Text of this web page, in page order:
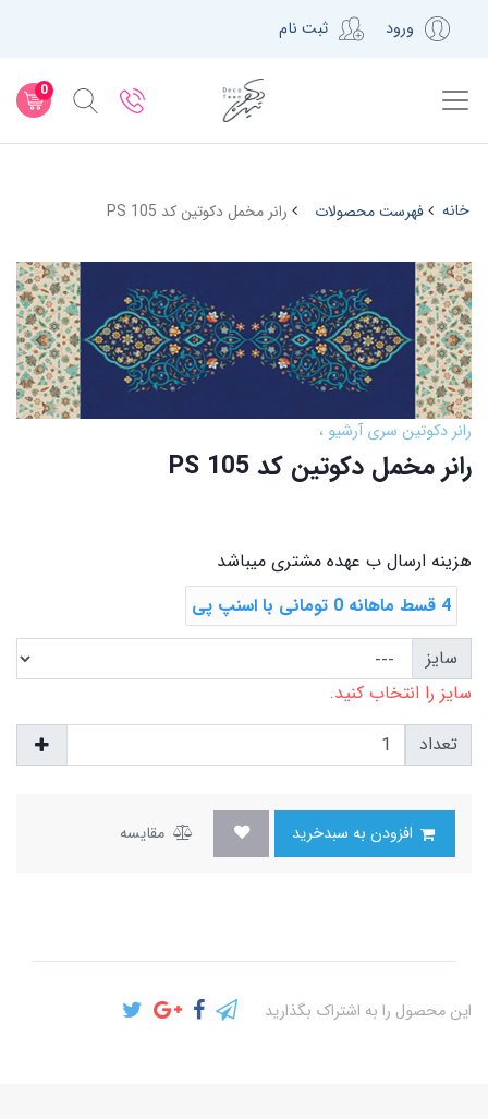
ورود ثبت نام
0
خانه فهرست محصولات رانر مخمل دکوتین کد PS 105
رانر دکوتین سری آرشیو
رانر مخمل دکوتین کد PS 105
هزینه ارسال ب عهده مشتری میباشد
4 قسط ماهانه 0 تومانی با اسنپ ‌پی
سایز
سایز را انتخاب کنید.
تعداد
مقایسه
این محصول را به اشتراک بگذارید